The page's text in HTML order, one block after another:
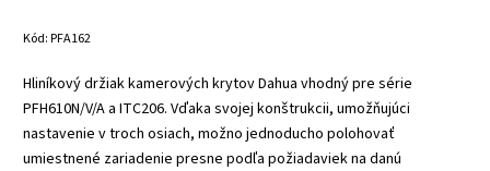
Kód:PFA162
Hliníkový držiak kamerových krytov Dahua vhodný pre série
PFH610N/V/A a ITC206. Vďaka svojej konštrukcii, umožňujúci
nastavenie v troch osiach, možno jednoducho polohovať
umiestnené zariadenie presne podľa požiadaviek na danú